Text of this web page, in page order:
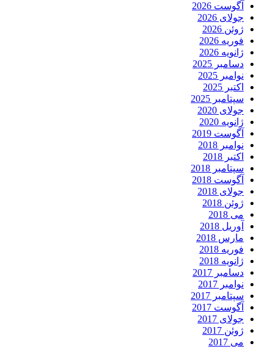
آگوست 2026
جولای 2026
ژوئن 2026
فوریه 2026
ژانویه 2026
دسامبر 2025
نوامبر 2025
اکتبر 2025
سپتامبر 2025
جولای 2020
ژانویه 2020
آگوست 2019
نوامبر 2018
اکتبر 2018
سپتامبر 2018
آگوست 2018
جولای 2018
ژوئن 2018
می 2018
آوریل 2018
مارس 2018
فوریه 2018
ژانویه 2018
دسامبر 2017
نوامبر 2017
سپتامبر 2017
آگوست 2017
جولای 2017
ژوئن 2017
می 2017